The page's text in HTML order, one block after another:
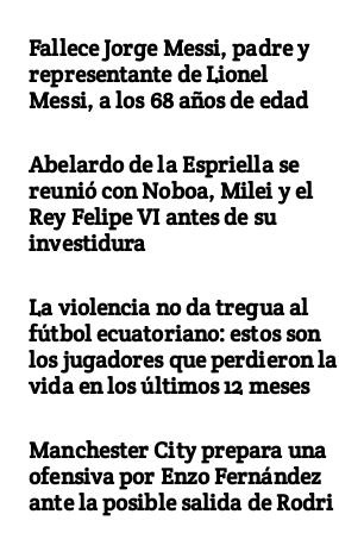
Fallece Jorge Messi, padre y
representante de Lionel
Messi, a los 68 años de edad
Abelardo de la Espriella se
reunió con Noboa, Milei y el
Rey Felipe VI antes de su
investidura
La violencia no da tregua al
fútbol ecuatoriano: estos son
los jugadores que perdieron la
vida en los últimos 12 meses
Manchester City prepara una
ofensiva por Enzo Fernández
ante la posible salida de Rodri